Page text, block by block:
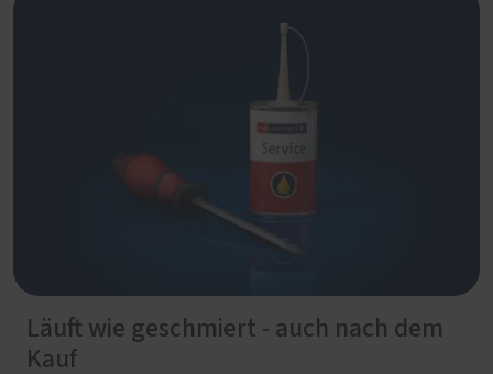
Läuft wie geschmiert - auch nach dem
Kauf